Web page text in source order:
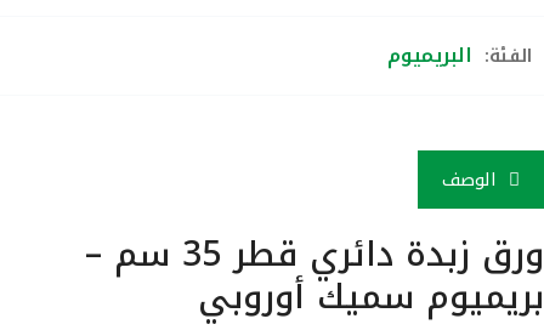
البريميوم
الوصف
ورق زبدة دائري قطر 35 سم –
سميك أوروبي